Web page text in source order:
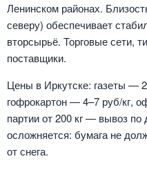
Ленинском районах.
северу) обеспечивает
вторсырьё. Торговые сети,
поставщики.
Цены в Иркутске: газеты —
гофрокартон — 4–7 руб/кг,
партии от 200 кг — вывоз по
осложняется: бумага не
от снега.